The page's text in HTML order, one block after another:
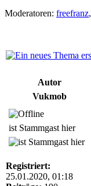
Moderatoren: freefranz,
Autor
Vukmob
ist Stammgast hier
Registriert:
25.01.2020, 01:18